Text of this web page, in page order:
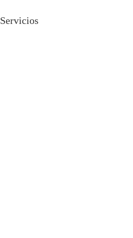
Servicios